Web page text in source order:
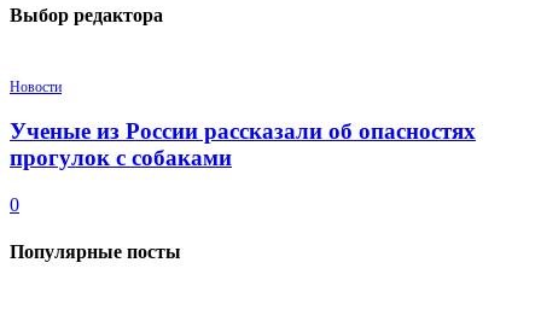
Выбор редактора
Новости
Ученые из России рассказали об опасностях
прогулок с собаками
0
Популярные посты